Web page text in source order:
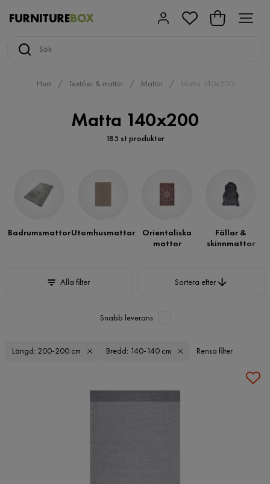
Hem Textilier & mattor Mattor Matta 140x200
Matta 140x200
185 st produkter
BadrumsmattorUtomhusmattor
Orientaliska
mattor
Fällar &
skinnmattor
Alla filter Sortera efter
Snabb leverans
Längd: 200-200 cm Bredd: 140-140 cm Rensa filter